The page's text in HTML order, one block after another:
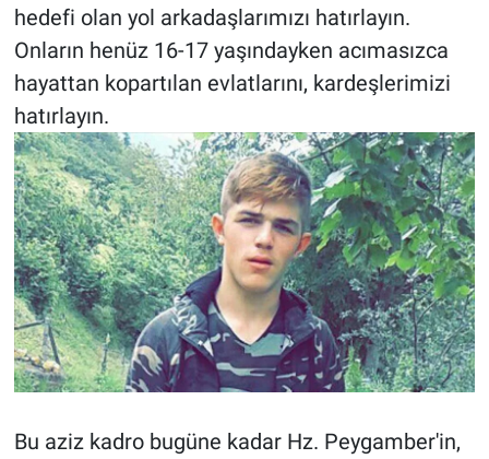
hedefi olan yol arkadaşlarımızı hatırlayın.
Onların henüz 16-17 yaşındayken acımasızca
hayattan kopartılan evlatlarını, kardeşlerimizi
hatırlayın.
Bu aziz kadro bugüne kadar Hz. Peygamber'in,